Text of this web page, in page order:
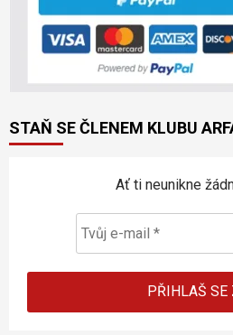
STAŇ SE ČLENEM KLUBU
Ať ti neunikne